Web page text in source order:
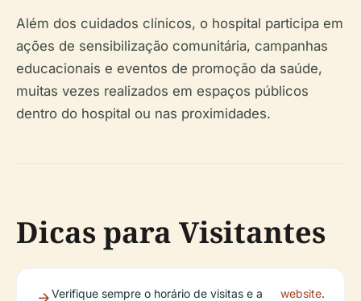
Além dos cuidados clínicos, o hospital participa em
ações de sensibilização comunitária, campanhas
educacionais e eventos de promoção da saúde,
muitas vezes realizados em espaços públicos
dentro do hospital ou nas proximidades.
Dicas para Visitantes
Verifique sempre o horário de visitas e a
website.